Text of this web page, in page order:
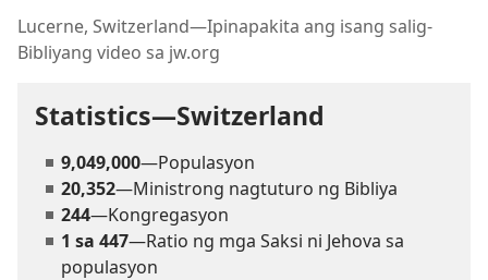
Lucerne, Switzerland​—Ipinapakita ang isang salig-
Bibliyang video sa jw.org
Statistics—Switzerland
9,049,000—Populasyon
20,352—Ministrong nagtuturo ng Bibliya
244—Kongregasyon
1 sa 447—Ratio ng mga Saksi ni Jehova sa
populasyon